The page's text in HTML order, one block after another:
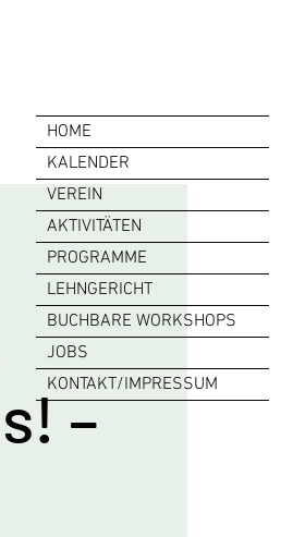
HOME
KALENDER
VEREIN
AKTIVITÄTEN
PROGRAMME
LEHNGERICHT
BUCHBARE WORKSHOPS
JOBS
KONTAKT/IMPRESSUM
–